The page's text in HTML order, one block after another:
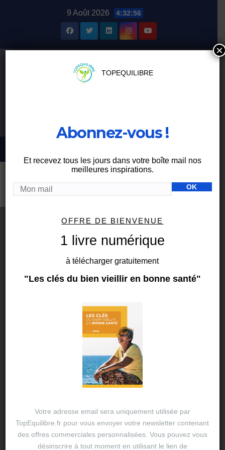
9 Août 2026 4:32:56
Étiquette :
THIERRY DUVAL
Les rythmes internes de notre corps Bien manger et
bien bouger ne suffisent pas. Notre vie sur terre est
conditionnée certes par notre environnement mais
aussi par la lumière du…
TOPEQUILIBRE
Abonnez-vous !
Et recevez tous les jours dans votre boîte mail nos
meilleures inspirations.
OFFRE DE BIENVENUE
1 livre numérique
à télécharger gratuitement
"Les clés du bien vieillir en bonne santé"
Votre adresse email sera uniquement utilisée par
TopEquilibre.fr pour vous envoyer votre newsletter contenant
des offres commerciales personnalisées. Vous pouvez vous
désinscrire à tout moment en utilisant le lien de
×